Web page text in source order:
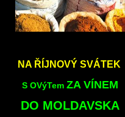
NA ŘÍJNOVÝ SVÁTEK
S OVýTem ZA VÍNEM
DO MOLDAVSKA